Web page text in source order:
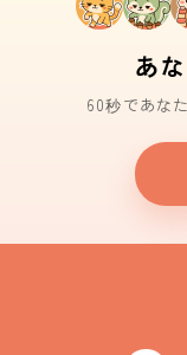
あ
60秒であな